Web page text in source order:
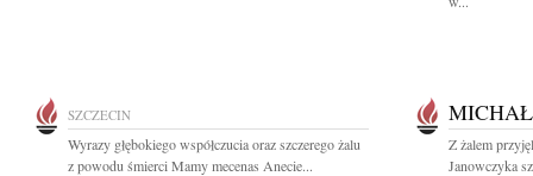
SZCZECIN
Wyrazy głębokiego współczucia oraz szczerego żalu
z powodu śmierci Mamy mecenas Anecie...
Z żalem
Janowczyka